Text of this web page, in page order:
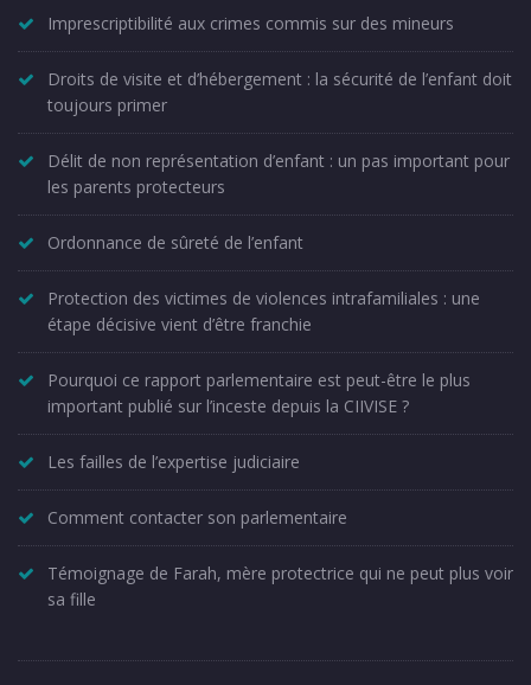
Imprescriptibilité aux crimes commis sur des mineurs
Droits de visite et d’hébergement : la sécurité de l’enfant doit
toujours primer
Délit de non représentation d’enfant : un pas important pour
les parents protecteurs
Ordonnance de sûreté de l’enfant
Protection des victimes de violences intrafamiliales : une
étape décisive vient d’être franchie
Pourquoi ce rapport parlementaire est peut-être le plus
important publié sur l’inceste depuis la CIIVISE ?
Les failles de l’expertise judiciaire
Comment contacter son parlementaire
Témoignage de Farah, mère protectrice qui ne peut plus voir
sa fille